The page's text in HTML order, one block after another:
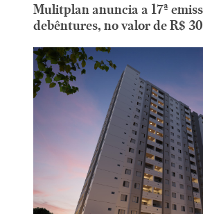
Mulitplan anuncia a 17ª
debêntures, no valor de R$